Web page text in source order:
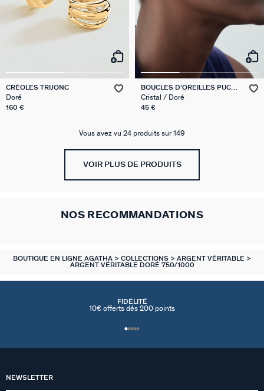
CRÉOLES TRIJONC
Doré
160 €
BOUCLES D'OREILLES PUCES
ODÉON
Cristal / Doré
45 €
Vous avez vu 24 produits sur 149
VOIR PLUS DE PRODUITS
NOS RECOMMANDATIONS
BOUTIQUE EN LIGNE AGATHA COLLECTIONS
ARGENT VÉRITABLE
ARGENT VÉRITABLE DORÉ 750/1000
FIDÉLITÉ
10€ offerts dés 200 points
NEWSLETTER